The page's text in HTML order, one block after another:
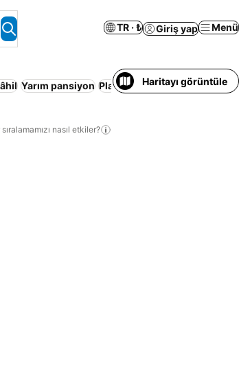
TR · ₺ Giriş yap Menü
Yarım pansiyon Plaj Her Şey Dahil Jakuzi
Haritayı görüntüle
nasıl etkiler?
ekle
ekle